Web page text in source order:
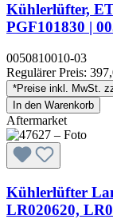
Kühlerlüfter,
PGF101830 |
0050810010-03
Regulärer Preis:
*Preise inkl. MwSt.
In den Warenkorb
Aftermarket
Kühlerlüfter
LR020620,